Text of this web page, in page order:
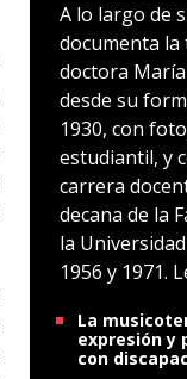
A lo largo de
documenta la
doctora
desde su
1930, con
estudiantil, y
carrera
decana de la
la
1956 y 1971.
La
expresión y
con